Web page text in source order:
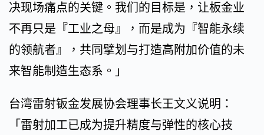
决现场痛点的关键。我们的目标是，让板金业
不再只是『工业之母』，而是成为『智能永续
的领航者』，共同擘划与打造高附加价值的未
来智能制造生态系。」
台湾雷射钣金发展协会理事长王文义说明：
「雷射加工已成为提升精度与弹性的核心技